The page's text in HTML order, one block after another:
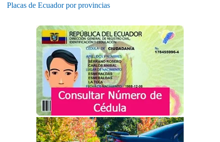
Placas de Ecuador por provincias